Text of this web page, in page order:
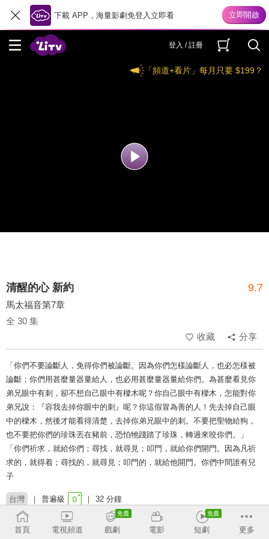
下載 APP，海量影劇免登入立即看
登入 / 註冊
「頻道+看片」每月只要 $199？
清醒的心 新約 9.7
馬太福音第7章
全 30 集
收藏
分享
「你們不要論斷人，免得你們被論斷。因為你們怎樣論斷人，也必怎樣被
論斷；你們用甚麼量器量給人，也必用甚麼量器量給你們。為甚麼看見你
弟兄眼中有刺，卻不想自己眼中有樑木呢？你自己眼中有樑木，怎能對你
弟兄說：『容我去掉你眼中的刺』呢？你這假冒為善的人！先去掉自己眼
中的樑木，然後才能看得清楚，去掉你弟兄眼中的刺。不要把聖物給狗，
也不要把你們的珍珠丟在豬前，恐怕牠踐踏了珍珠，轉過來咬你們。」
「你們祈求，就給你們；尋找，就尋見；叩門，就給你們開門。因為凡祈
求的，就得着；尋找的，就尋見；叩門的，就給他開門。你們中間誰有兒
子
台灣 普遍級 32 分鐘
類別： 馬太福音 新約
聖經
首頁
電視頻道 戲劇 電影 短劇 更多